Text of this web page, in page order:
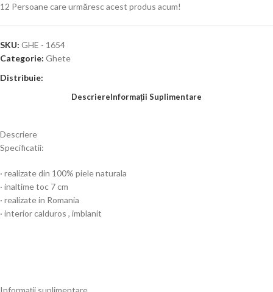
12 Persoane care urmăresc acest produs acum!
SKU: GHE - 1654
Categorie: Ghete
Distribuie:
DescriereInformații Suplimentare
Descriere
Specificatii:
· realizate din 100% piele naturala
· inaltime toc 7 cm
· realizate in Romania
· interior calduros , imblanit
Informații suplimentare